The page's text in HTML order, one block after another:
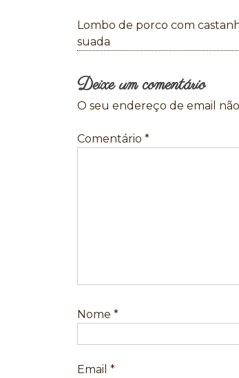
Navegação
de
artigos
Lombo de porco com
suada
Deixe um comentário
O seu endereço de email
Comentário *
Nome *
Email *